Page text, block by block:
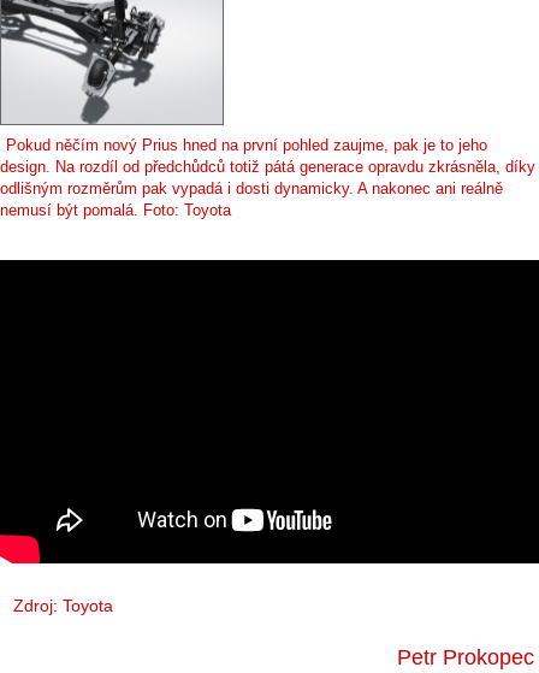
Pokud něčím nový Prius hned na první pohled zaujme, pak je to jeho
design. Na rozdíl od předchůdců totiž pátá generace opravdu zkrásněla, díky
odlišným rozměrům pak vypadá i dosti dynamicky. A nakonec ani reálně
nemusí být pomalá. Foto: Toyota
Zdroj: Toyota
Petr Prokopec